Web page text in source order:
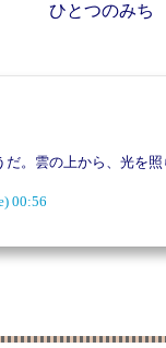
ひとつのみち
だ。雲の上から、光を
00:56